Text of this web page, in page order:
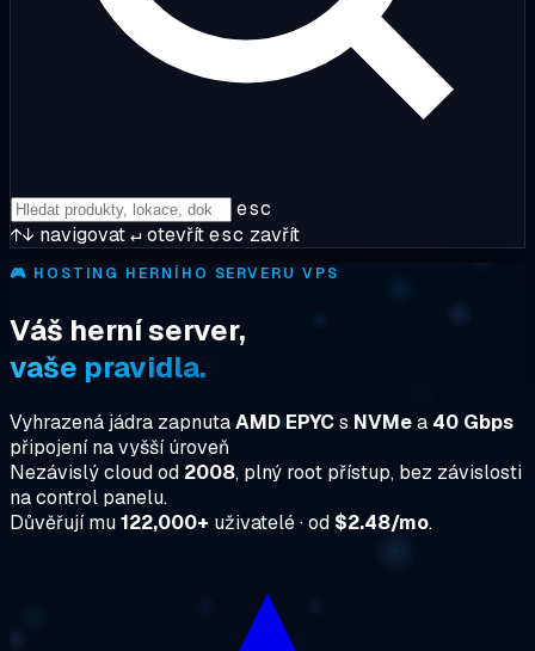
esc
↑↓ navigovat↵otevřítesc zavřít
🎮 HOSTING HERNÍHO SERVERU VPS
Váš herní server,
vaše pravidla.
Vyhrazená jádra zapnutaAMD EPYCs NVMea 40 Gbps
připojení na vyšší úroveň
Nezávislý cloud od 2008, plný root přístup, bez závislosti
na control panelu.
Důvěřují mu122,000+ uživatelé · od $2.48/mo.